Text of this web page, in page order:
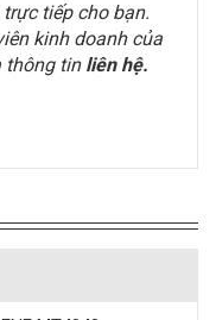
tiếp cho bạn.
kinh doanh của
thông tin liên hệ.